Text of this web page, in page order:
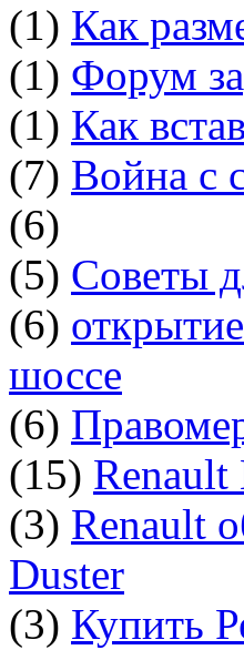
(1) Как
(1) Форум
(1) Как
(7) Война с
(6)
(5) Советы
(6)
шоссе
(6)
(15) Renault
(3) Renault
Duster
(3) Купить